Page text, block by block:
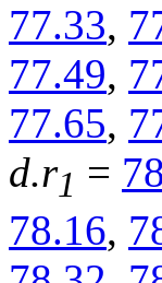
77.33,
77.49,
77.65,
d.r1 =
78.16,